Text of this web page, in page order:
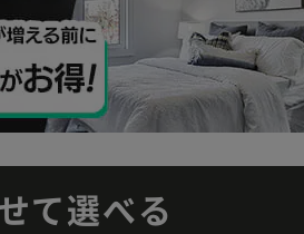
て選べる